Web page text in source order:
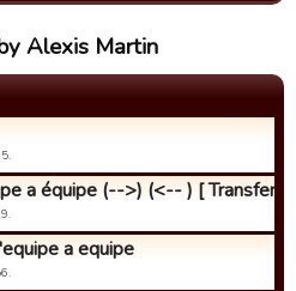
Alexis Martin
a équipe (-->) (<-- ) [ Transfert
a equipe